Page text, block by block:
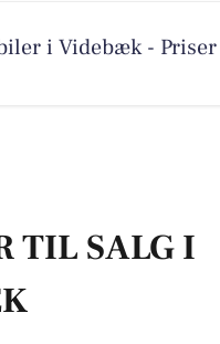
i Videbæk -
TIL SALG I